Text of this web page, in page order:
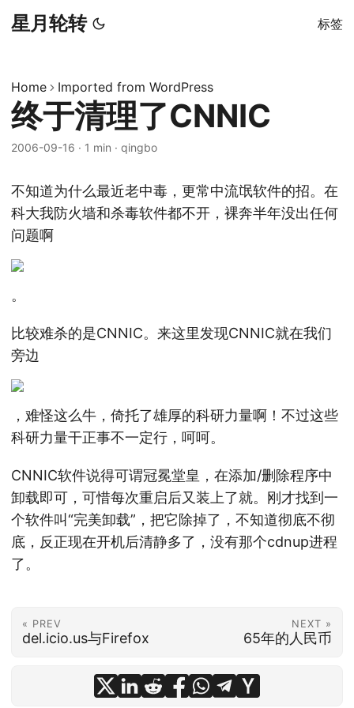
星月轮转 标签
Home Imported from WordPress
终于清理了CNNIC
2006-09-16 · 1 min · qingbo
不知道为什么最近老中毒，更常中流氓软件的招。在
科大我防火墙和杀毒软件都不开，裸奔半年没出任何
问题啊
。
比较难杀的是CNNIC。来这里发现CNNIC就在我们
旁边
，难怪这么牛，倚托了雄厚的科研力量啊！不过这些
科研力量干正事不一定行，呵呵。
CNNIC软件说得可谓冠冕堂皇，在添加/删除程序中
卸载即可，可惜每次重启后又装上了就。刚才找到一
个软件叫“完美卸载”，把它除掉了，不知道彻底不彻
底，反正现在开机后清静多了，没有那个cdnup进程
了。
« PREV
del.icio.us与Firefox
NEXT »
65年的人民币